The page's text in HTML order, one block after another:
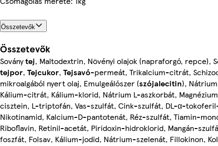
Összetevők
Összetevők
Soványtej, Maltodextrin, Növényi olajok (napraforgó, repce),
tejpor, Tejcukor, Tejsavó-permeát, Trikalcium-citrát,
mikroalgából nyert olaj, Emulgeálószer (szójalecitin),
Kálium-citrát, Kálium-klorid, Nátrium L-aszkorbát,
cisztein, L-triptofán, Vas-szulfát, Cink-szulfát, DL-α-
Nikotinamid, Kalcium-D-pantotenát, Réz-szulfát, Tiamin-
Riboflavin, Retinil-acetát, Piridoxin-hidroklorid, Mangán-
foszfát, Folsav, Kálium-jodid, Nátrium-szelenát, Fillokinon,